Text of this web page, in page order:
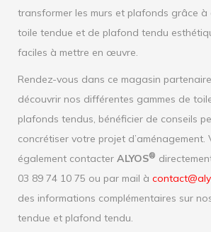
transformer les murs et plafonds grâce à
toile tendue et de plafond tendu
faciles à mettre en œuvre.
Rendez-vous dans ce magasin partenaire
découvrir nos différentes gammes de
plafonds tendus, bénéficier de conseils
concrétiser votre projet d’aménagement.
également contacter ALYOS®
03 89 74 10 75 ou par mail à
des informations complémentaires sur
tendue et plafond tendu.